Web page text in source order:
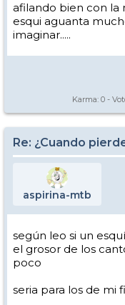
afilando bien con la
esqui aguanta
imaginar.....
Karma: 0 -
Re: ¿Cuando
aspirina-mtb
según leo si un
el grosor de los
poco
seria para los de mi